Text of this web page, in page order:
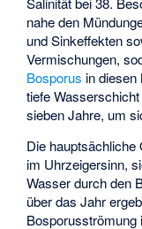
nahe den
und Sinkeffekten
Vermischungen,
Bosporus in diesen
tiefe
sieben Jahre, um
Die
im Uhrzeigersinn,
Wasser durch den
über das Jahr